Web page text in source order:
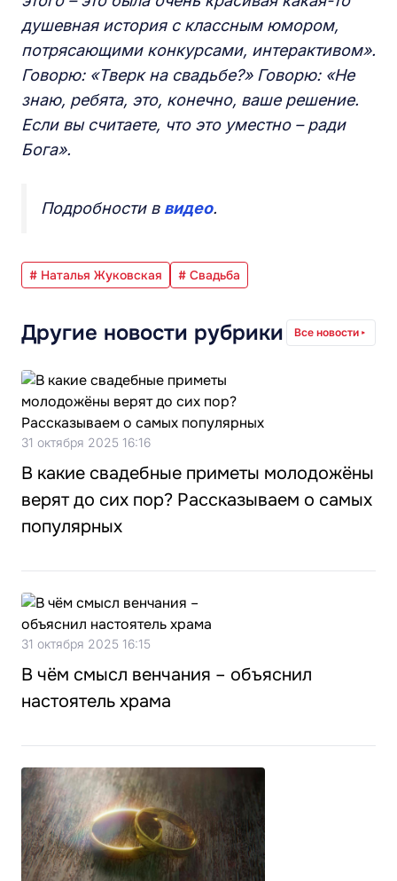
душевная история с классным юмором,
потрясающими конкурсами, интерактивом».
Говорю: «Тверк на свадьбе?» Говорю: «Не
знаю, ребята, это, конечно, ваше решение.
Если вы считаете, что это уместно – ради
Бога».
Подробности в видео.
# Наталья Жуковская # Свадьба
Другие новости рубрики Все новости
31 октября 2025 16:16
В какие свадебные приметы молодожёны
верят до сих пор? Рассказываем о самых
популярных
31 октября 2025 16:15
В чём смысл венчания – объяснил
настоятель храма